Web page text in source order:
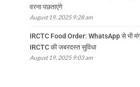
वरना पछताएंगे
August 19, 2025 9:28 am
IRCTC Food Order: WhatsApp से भी
IRCTC की जबरदस्त सुविधा
August 19, 2025 9:03 am